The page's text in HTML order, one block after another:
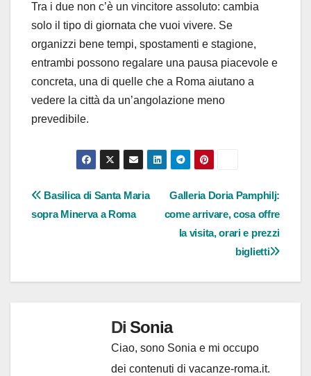
Tra i due non c’è un vincitore assoluto: cambia
solo il tipo di giornata che vuoi vivere. Se
organizzi bene tempi, spostamenti e stagione,
entrambi possono regalare una pausa piacevole e
concreta, una di quelle che a Roma aiutano a
vedere la città da un’angolazione meno
prevedibile.
Navigazione
articoli
Galleria Doria Pamphilj:
come arrivare, cosa offre
la visita, orari e prezzi
biglietti
Basilica di Santa Maria
sopra Minerva a Roma
DiSonia
Ciao, sono Sonia e mi occupo
dei contenuti di vacanze-roma.it.